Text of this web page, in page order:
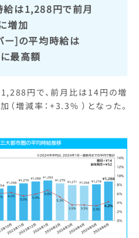
は1,288円で前月
増加
ー]の平均時給は
最高額
円で、前月比は14円の増
増減率：+3.3% ）となった。